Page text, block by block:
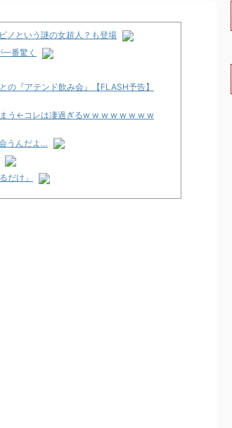
ノという謎の女超人？も登場
番驚く
の『アテンド飲み会』【FLASH予告】
まう←コレは凄過ぎるw w w w w w w w
うんだよ…
だけ」